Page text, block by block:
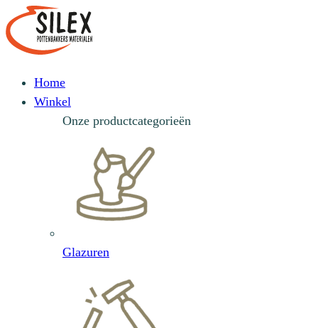
Home
Winkel
Onze productcategorieën
Glazuren